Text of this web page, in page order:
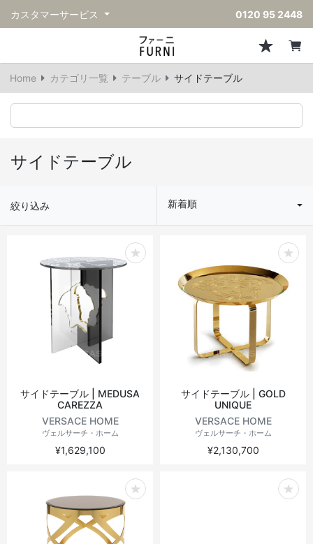
カスタマーサービス 0120 95 2448
Home カテゴリ一覧 テーブル サイドテーブル
サイドテーブル
絞り込み 新着順
サイドテーブル | MEDUSA
CAREZZA
VERSACE HOME
ヴェルサーチ・ホーム
¥1,629,100
サイドテーブル | GOLD
UNIQUE
VERSACE HOME
ヴェルサーチ・ホーム
¥2,130,700
ソファ
すべてのソファ
コーナーソファ
アウトドアソファ
チェア
すべてのチェア
ラウンジチェア
アームチェア
ヴィンテージチェア
スツール・ベンチ
すべてのスツール・ベンチ
ベンチ
テーブル
すべてのテーブル
センターテーブル
コンソールテーブル
ヴィンテージテーブル
アウトドアテーブル
収納
すべての収納
本棚
ライト・照明
すべてのライト・照明
デスクライト
ヴィンテージライト
ウォールライト
アウトドアライト
アクセサリー
すべてのアクセサリー
オブジェ
クッション
テーブルウェア
ステーショナリー
フレグランス
すべてのフレグランス